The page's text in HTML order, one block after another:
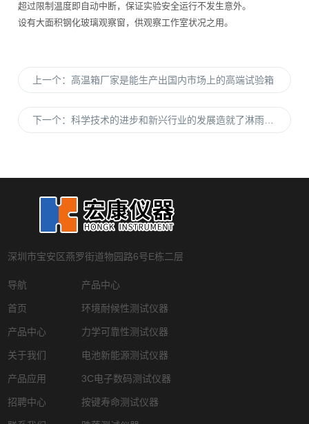
超过限制温度即自动中断，保证实验安全运行不发生意外。
设有大面积钢化玻璃观察窗，供观察工作室状况之用。
上一个：高温箱厂家是能生产出国内市场上的高端试验箱
下一个：科学技术的进步和新兴行业的发展造就了淋雨测试箱
深圳市宝安区燕罗街道物园路6号E栋二层
导航
首页
产品中心
关于我们
产品应用
招聘中心
产品中心
环境耐候性测试仪器
力学可靠性测试仪器
电池新能源测试仪器
3C电子数码测试仪器
按键寿命测试仪器